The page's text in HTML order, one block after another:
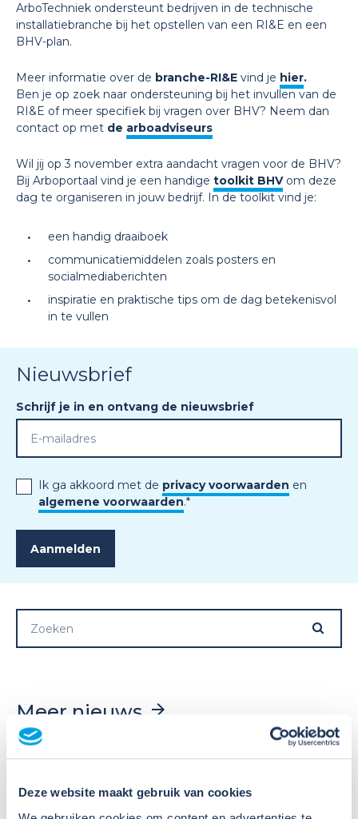
Deze website maakt gebruik van cookies
ArboTechniek ondersteunt bedrijven in de technische
installatiebranche bij het opstellen van een RI&E en een
BHV-plan.
Meer informatie over de branche-RI&E vind je hier.
Ben je op zoek naar ondersteuning bij het invullen van de
RI&E of meer specifiek bij vragen over BHV? Neem dan
contact op met de arboadviseurs
Wil jij op 3 november extra aandacht vragen voor de BHV?
Bij Arboportaal vind je een handige toolkit BHVom deze
dag te organiseren in jouw bedrijf. In de toolkit vind je:
een handig draaiboek
communicatiemiddelen zoals posters en
socialmediaberichten
inspiratie en praktische tips om de dag betekenisvol
in te vullen
Nieuwsbrief
Schrijf je in en ontvang de nieuwsbrief
Ik ga akkoord met de privacy voorwaarden en
algemene voorwaarden.*
Meer nieuws